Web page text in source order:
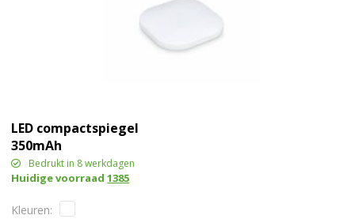
LED compactspiegel
350mAh
Bedrukt in 8 werkdagen
Huidige voorraad1385